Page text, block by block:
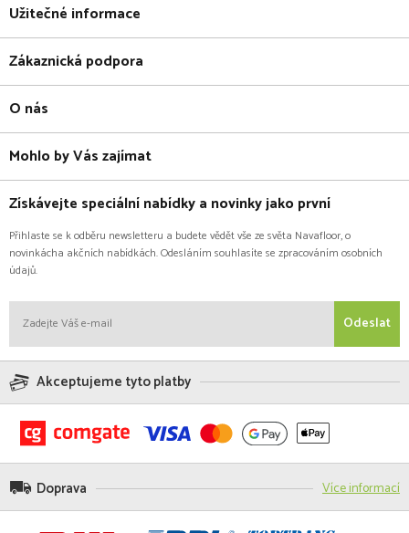
Užitečné informace
Zákaznická podpora
O nás
Mohlo by Vás zajímat
Získávejte speciální nabídky a novinky jako první
Přihlaste se k odběru newsletteru a budete vědět vše ze světa Navafloor, o
novinkácha akčních nabídkách. Odesláním souhlasíte se zpracováním osobních
údajů.
Odeslat
Akceptujeme tyto platby
Doprava Více informací